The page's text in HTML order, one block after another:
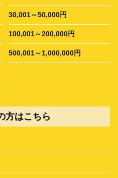
30,001～50,000円
100,001～200,000円
500,001～1,000,000円
方はこちら